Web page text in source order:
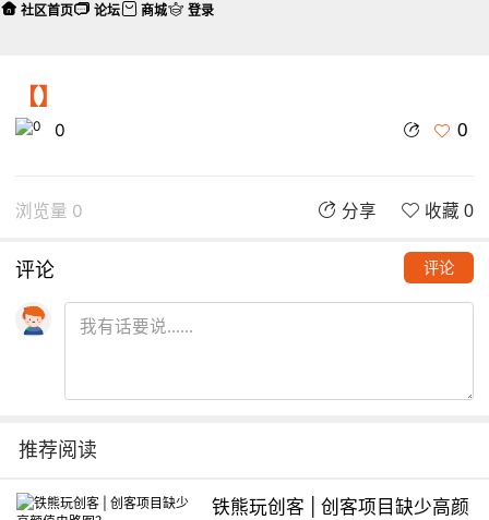
【】
0 0
浏览量 0 分享 收藏 0
评论 评论
推荐阅读
铁熊玩创客 | 创客项目缺少高颜
社区首页 论坛 商城 登录